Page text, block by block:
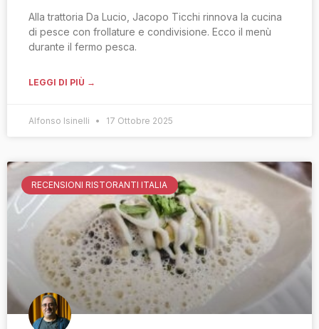
Alla trattoria Da Lucio, Jacopo Ticchi rinnova la cucina
di pesce con frollature e condivisione. Ecco il menù
durante il fermo pesca.
LEGGI DI PIÙ →
Alfonso Isinelli 17 Ottobre 2025
RECENSIONI RISTORANTI ITALIA